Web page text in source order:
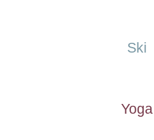
Ski
Yoga